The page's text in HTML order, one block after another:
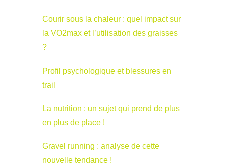
Courir sous la chaleur : quel impact sur
la VO2max et l’utilisation des graisses
?
Profil psychologique et blessures en
trail
La nutrition : un sujet qui prend de plus
en plus de place !
Gravel running : analyse de cette
nouvelle tendance !